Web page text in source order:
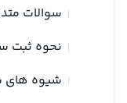
سوالات
نحوه ثبت
شیوه های